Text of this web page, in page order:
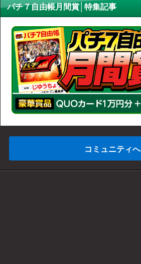
パチ７自由帳月間賞│特集記事
コミュニティへ